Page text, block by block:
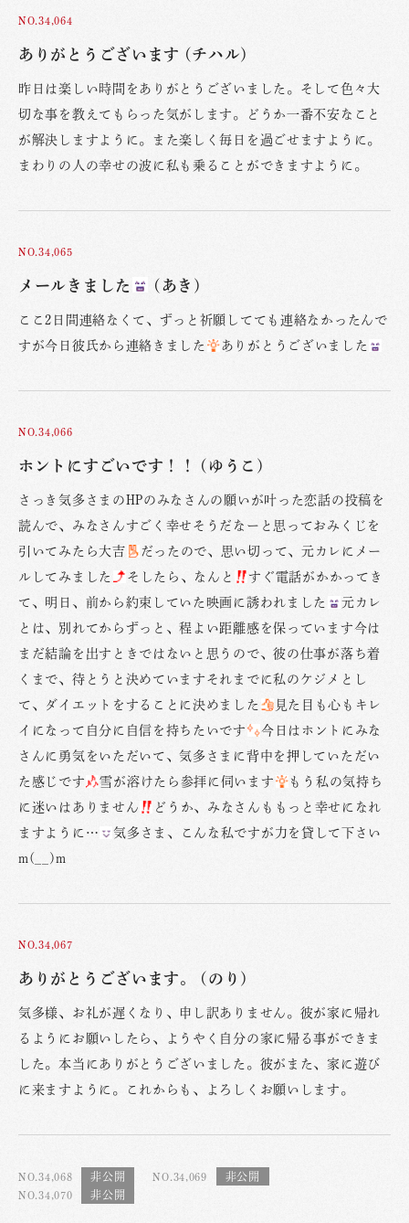
NO.34,064
ありがとうございます (チハル)
昨日は楽しい時間をありがとうございました。そして色々大
切な事を教えてもらった気がします。どうか一番不安なこと
が解決しますように。また楽しく毎日を過ごせますように。
まわりの人の幸せの波に私も乗ることができますように。
NO.34,065
メールきました (あき)
ここ2日間連絡なくて、ずっと祈願してても連絡なかったんで
すが今日彼氏から連絡きました
ありがとうございました
NO.34,066
ホントにすごいです！！ (ゆうこ)
さっき気多さまのHPのみなさんの願いが叶った恋話の投稿を
読んで、みなさんすごく幸せそうだなーと思っておみくじを
引いてみたら大吉
だったので、思い切って、元カレにメー
ルしてみました
そしたら、なんと
すぐ電話がかかってき
て、明日、前から約束していた映画に誘われました
元カレ
とは、別れてからずっと、程よい距離感を保っています今は
まだ結論を出すときではないと思うので、彼の仕事が落ち着
くまで、待とうと決めていますそれまでに私のケジメとし
て、ダイエットをすることに決めました
見た目も心もキレ
イになって自分に自信を持ちたいです
今日はホントにみな
さんに勇気をいただいて、気多さまに背中を押していただい
た感じです
雪が溶けたら参拝に伺います
もう私の気持ち
に迷いはありません
どうか、みなさんももっと幸せになれ
ますように…
気多さま、こんな私ですが力を貸して下さい
m(__)m
NO.34,067
ありがとうございます。 (のり)
気多様、お礼が遅くなり、申し訳ありません。彼が家に帰れ
るようにお願いしたら、ようやく自分の家に帰る事ができま
した。本当にありがとうございました。彼がまた、家に遊び
に来ますように。これからも、よろしくお願いします。
NO.34,068
NO.34,069
NO.34,070